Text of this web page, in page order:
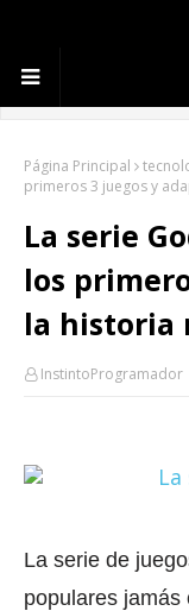
Página Principal
primeros 3 juegos y
La serie
los
la historia
InstintoProgramador
La serie de
populares jamás